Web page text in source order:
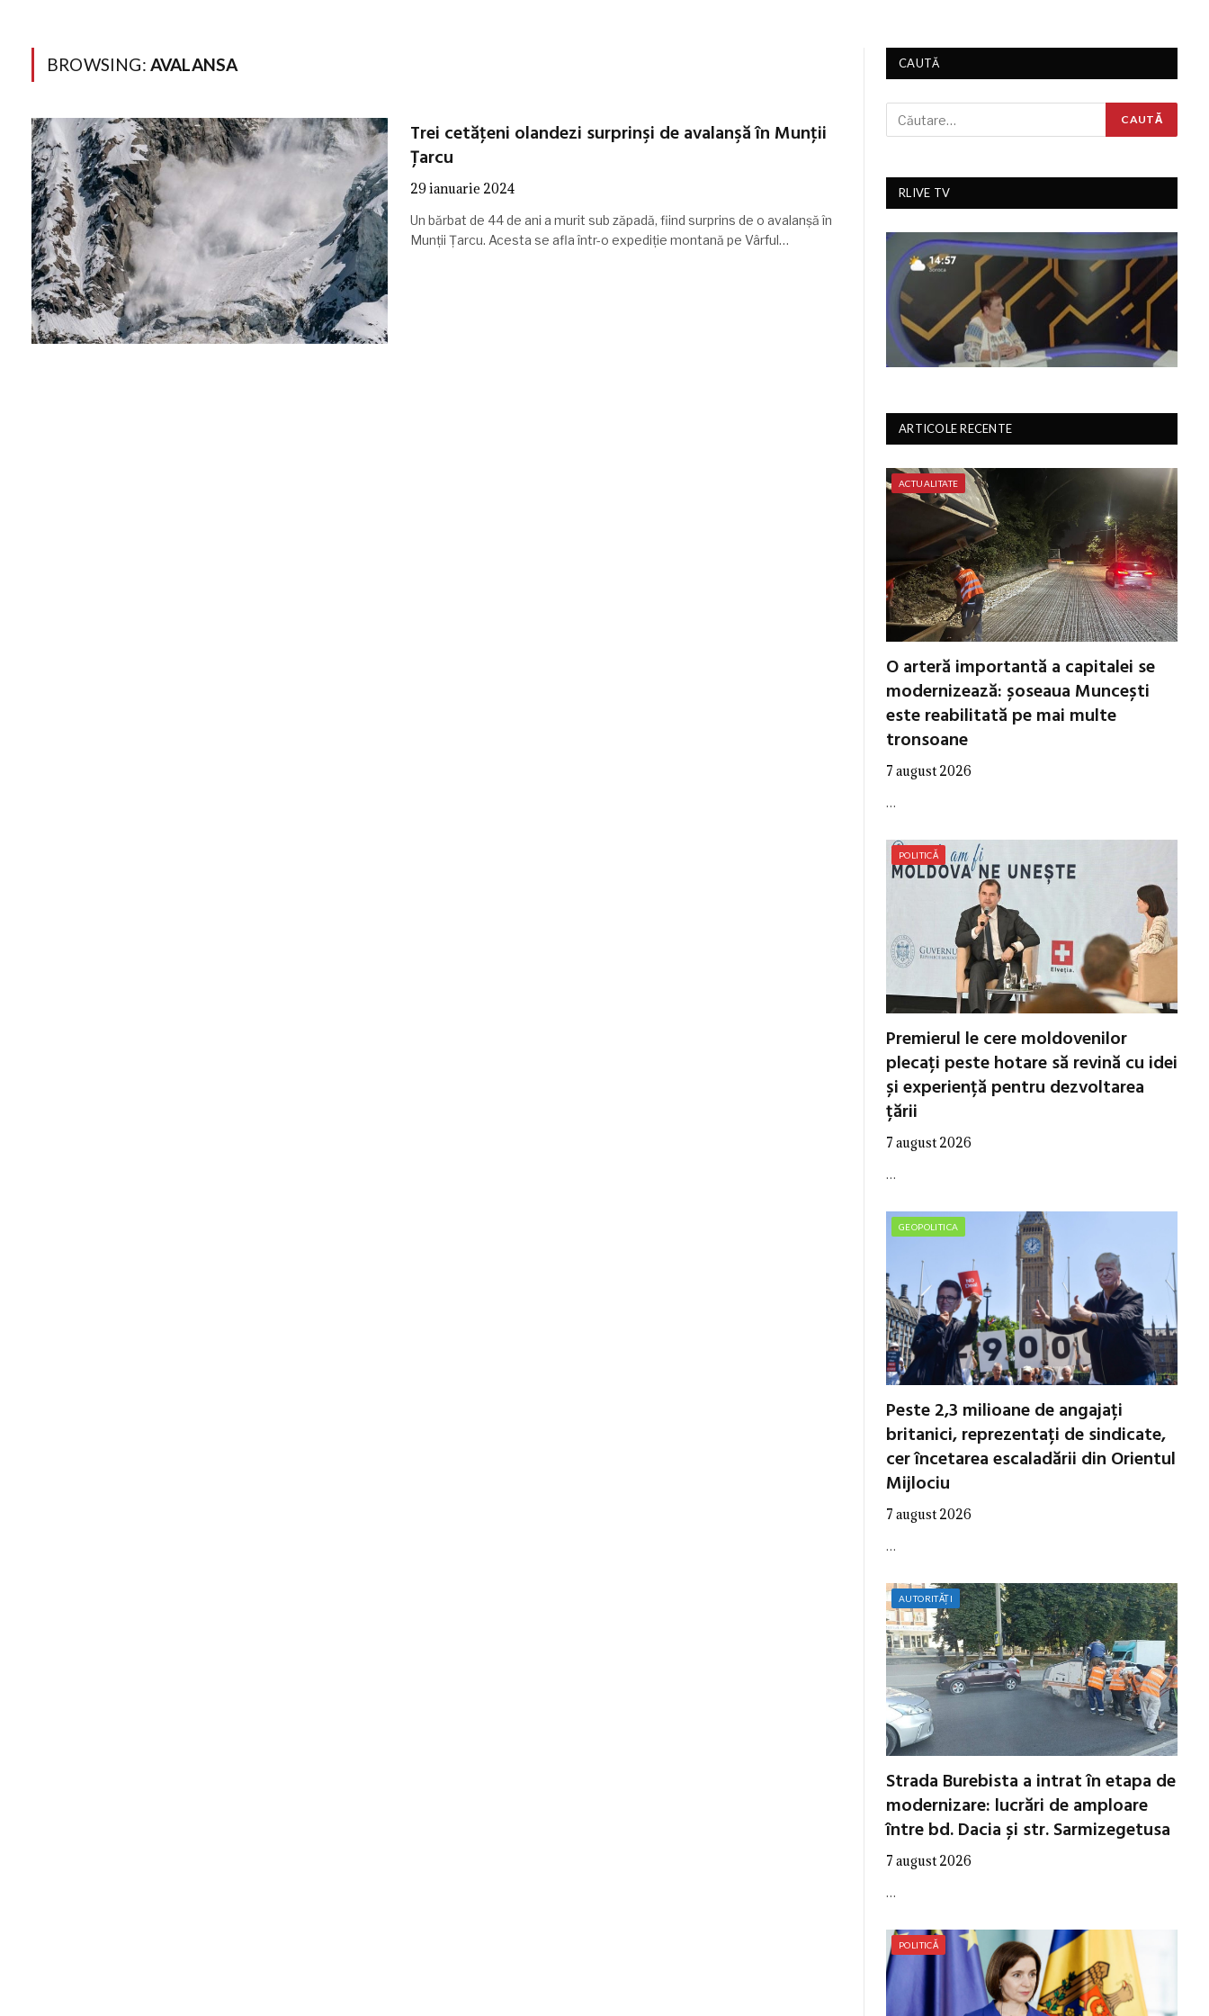
BROWSING: AVALANSA
Trei cetăţeni olandezi surprinşi de avalanşă în Munţii
Ţarcu
29 ianuarie 2024
Un bărbat de 44 de ani a murit sub zăpadă, fiind surprins de o avalanşă în
Munţii Ţarcu. Acesta se afla într-o expediţie montană pe Vârful…
CAUTĂ
RLIVE TV
ARTICOLE RECENTE
ACTUALITATE
O arteră importantă a capitalei se
modernizează: șoseaua Muncești
este reabilitată pe mai multe
tronsoane
7 august 2026
…
POLITICĂ
Premierul le cere moldovenilor
plecați peste hotare să revină cu idei
și experiență pentru dezvoltarea
țării
7 august 2026
…
GEOPOLITICA
Peste 2,3 milioane de angajați
britanici, reprezentați de sindicate,
cer încetarea escaladării din Orientul
Mijlociu
7 august 2026
…
AUTORITĂȚI
Strada Burebista a intrat în etapa de
modernizare: lucrări de amploare
între bd. Dacia și str. Sarmizegetusa
7 august 2026
…
POLITICĂ